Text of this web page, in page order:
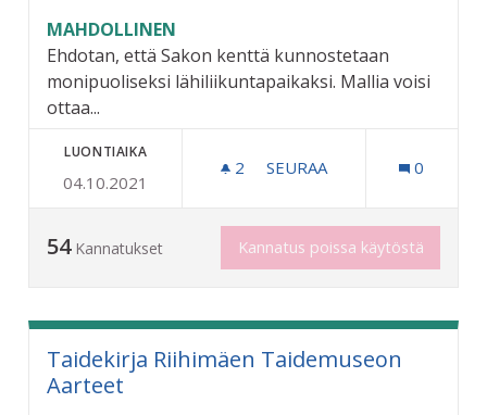
MAHDOLLINEN
Ehdotan, että Sakon kenttä kunnostetaan
monipuoliseksi lähiliikuntapaikaksi. Mallia voisi
ottaa...
LUONTIAIKA
04.10.2021
2 2 SEURAAJAA
SEURAA 0
54 Kannatukset Kannatus poissa käytöstä
Taidekirja Riihimäen Taidemuseon
Aarteet